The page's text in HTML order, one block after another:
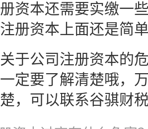
资本还需要实缴一
册资本上面还是简
于公司注册资本的
定要了解清楚哦，
，可以联系谷骐财